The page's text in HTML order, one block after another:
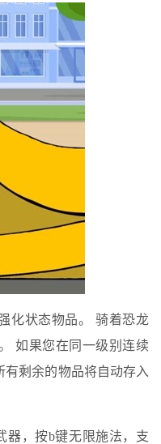
化状态物品。 骑着恐龙
如果您在同一级别连续
剩余的物品将自动存入
，按b键无限施法，支